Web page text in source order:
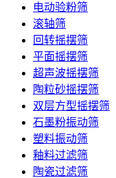
电动验粉筛
滚轴筛
回转摇摆筛
平面摇摆筛
超声波摇摆筛
陶粒砂摇摆筛
双层方型摇摆筛
石墨粉振动筛
塑料振动筛
釉料过滤筛
陶瓷过滤筛